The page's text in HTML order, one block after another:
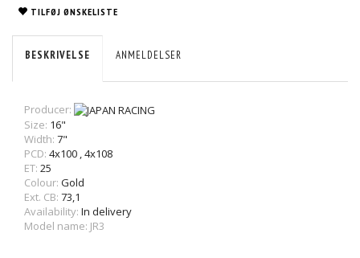
TILFØJ ØNSKELISTE
BESKRIVELSE ANMELDELSER
Producer:
Size: 16"
Width: 7"
PCD: 4x100 ,4x108
ET: 25
Colour: Gold
Ext. CB: 73,1
Availability: In delivery
Model name: JR3